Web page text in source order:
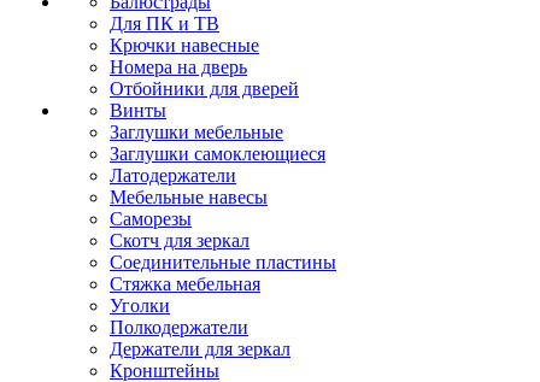
Для ПК и ТВ
Крючки навесные
Номера на дверь
Отбойники для дверей
Винты
Заглушки мебельные
Заглушки самоклеющиеся
Латодержатели
Мебельные навесы
Саморезы
Скотч для зеркал
Соединительные пластины
Стяжка мебельная
Уголки
Полкодержатели
Держатели для зеркал
Кронштейны